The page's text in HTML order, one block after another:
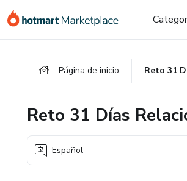
Página de inicio Reto 31
Reto 31 Días
Español